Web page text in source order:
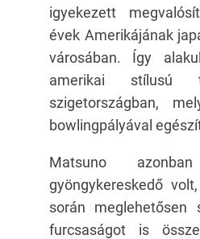
igyekezett
évek Amerikájának
városában. Így
amerikai stílusú
szigetországban,
bowlingpályával
Matsuno
gyöngykereskedő
során meglehetősen
furcsaságot is